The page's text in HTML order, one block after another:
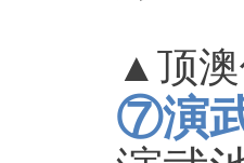
▲顶
⑦演